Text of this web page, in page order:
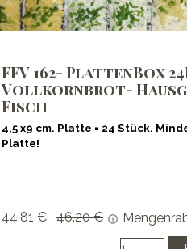
FFV 162- PlattenBox
Vollkornbrot-
Fisch
4,5 x9 cm. Platte = 24 Stück.
Platte!
44.81 € Preis ohne Rabatt
46.20 €